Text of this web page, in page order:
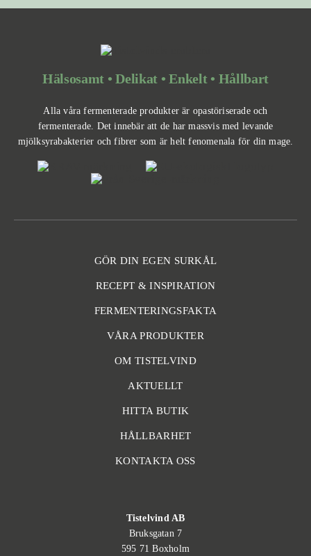
Hälsosamt • Delikat • Enkelt • Hållbart
Alla våra fermenterade produkter är opastöriserade och
fermenterade. Det innebär att de har massvis med levande
mjölksyrabakterier och fibrer som är helt fenomenala för din mage.
GÖR DIN EGEN SURKÅL
RECEPT & INSPIRATION
FERMENTERINGSFAKTA
VÅRA PRODUKTER
Tistelvind AB
Bruksgatan 7
595 71 Boxholm
OM TISTELVIND
AKTUELLT
HITTA BUTIK
HÅLLBARHET
KONTAKTA OSS